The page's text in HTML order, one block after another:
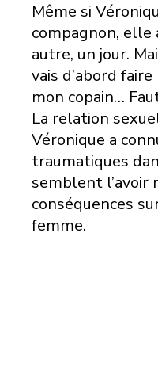
Même si
compagnon, elle
autre, un jour.
vais d’abord
mon copain…
La relation
Véronique a
traumatiques
semblent l’avoir
conséquences
femme.